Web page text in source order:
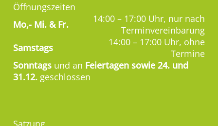
Öffnungszeiten
Mo,- Mi. & Fr.
14:00 – 17:00 Uhr, nur nach
Terminvereinbarung
Samstags
14:00 – 17:00 Uhr, ohne
Termine
Sonntags und an Feiertagen sowie 24. und
31.12. geschlossen
Satzung